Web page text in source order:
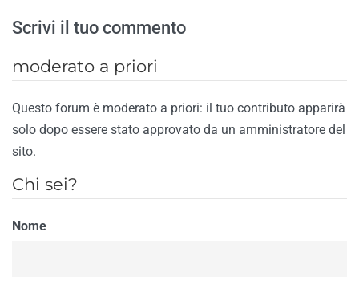
Scrivi il tuo commento
moderato a priori
Questo forum è moderato a priori: il tuo contributo apparirà
solo dopo essere stato approvato da un amministratore del
sito.
Chi sei?
Nome